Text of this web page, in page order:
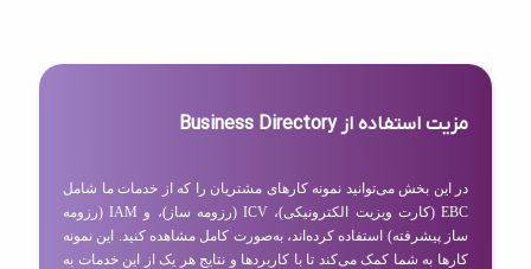
مزیت استفاده از Business Directory
در این بخش می‌توانید نمونه کارهای مشتریان را که از خدمات ما شامل
EBC (کارت ویزیت الکترونیکی)، ICV (رزومه ساز)، و IAM (رزومه
ساز پیشرفته) استفاده کرده‌اند، به‌صورت کامل مشاهده کنید. این نمونه
کارها به شما کمک می‌کند تا با کاربردها و نتایج هر یک از این خدمات به